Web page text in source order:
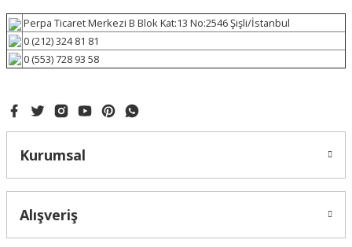
Perpa Ticaret Merkezi B Blok Kat:13 No:2546 Şişli/İstanbul
0 (212) 324 81 81
0 (553) 728 93 58
Kurumsal
Alışveriş